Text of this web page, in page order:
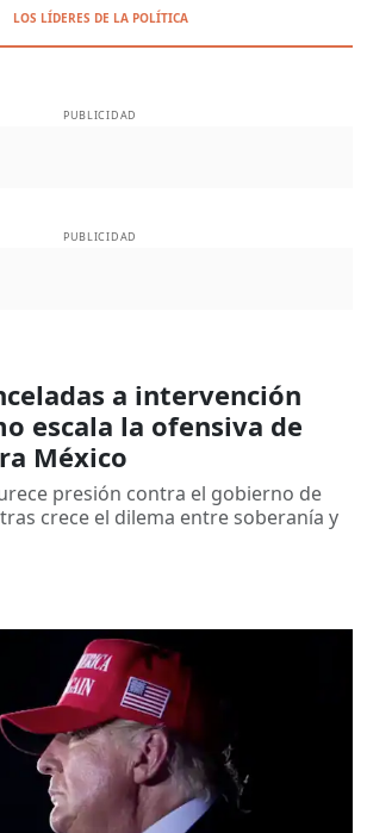
LOS LÍDERES DE LA POLÍTICA
PUBLICIDAD
PUBLICIDAD
a intervención
escala la ofensiva de
México
presión contra el gobierno de
crece el dilema entre soberanía y